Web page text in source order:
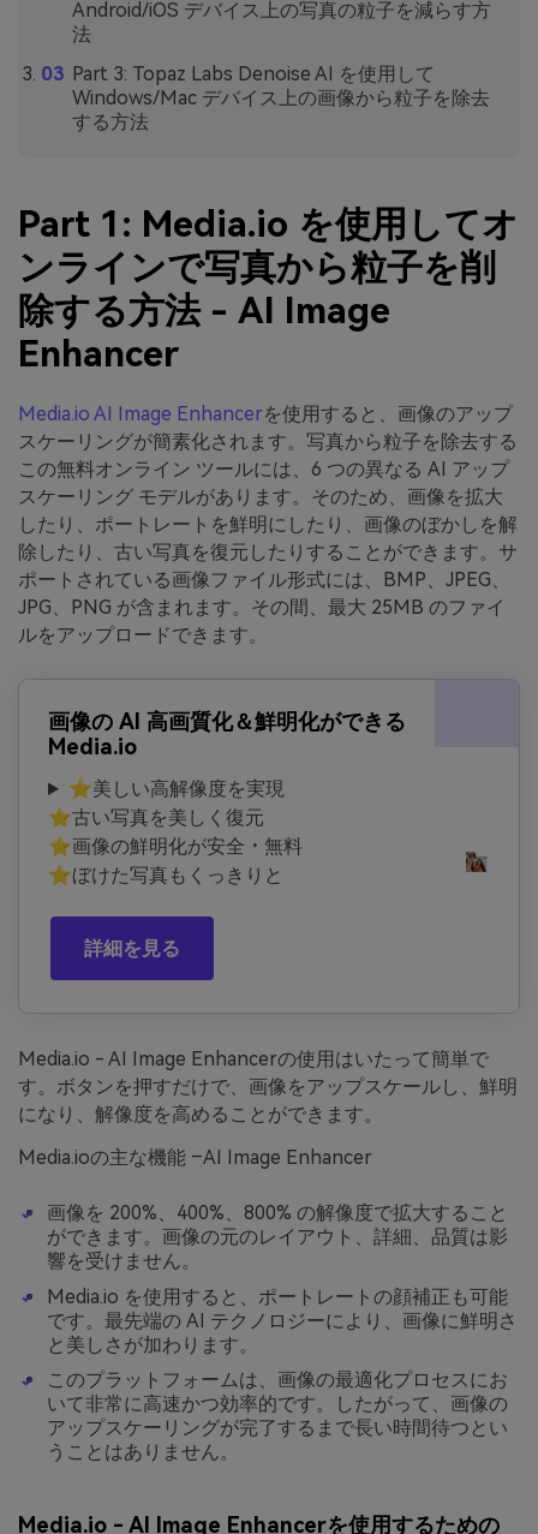
Android/iOS デバイス上の写真の粒子を減らす方
法
Part 3: Topaz Labs Denoise AI を使用して
Windows/Mac デバイス上の画像から粒子を除去
する方法
Part 1: Media.io を使用してオ
ンラインで写真から粒子を削
除する方法 - AI Image
Enhancer
Media.io AI Image Enhancerを使用すると、画像のアップ
スケーリングが簡素化されます。写真から粒子を除去する
この無料オンライン ツールには、6 つの異なる AI アップ
スケーリング モデルがあります。そのため、画像を拡大
したり、ポートレートを鮮明にしたり、画像のぼかしを解
除したり、古い写真を復元したりすることができます。サ
ポートされている画像ファイル形式には、BMP、JPEG、
JPG、PNG が含まれます。その間、最大 25MB のファイ
ルをアップロードできます。
画像の AI 高画質化＆鮮明化ができる
Media.io
⭐美しい高解像度を実現
⭐古い写真を美しく復元
⭐画像の鮮明化が安全・無料
⭐ぼけた写真もくっきりと
詳細を見る
Media.io - AI Image Enhancerの使用はいたって簡単で
す。ボタンを押すだけで、画像をアップスケールし、鮮明
になり、解像度を高めることができます。
Media.ioの主な機能 –AI Image Enhancer
画像を 200%、400%、800% の解像度で拡大すること
ができます。画像の元のレイアウト、詳細、品質は影
響を受けません。
Media.io を使用すると、ポートレートの顔補正も可能
です。最先端の AI テクノロジーにより、画像に鮮明さ
と美しさが加わります。
このプラットフォームは、画像の最適化プロセスにお
いて非常に高速かつ効率的です。したがって、画像の
アップスケーリングが完了するまで長い時間待つとい
うことはありません。
Media.io - AI Image Enhancerを使用するための